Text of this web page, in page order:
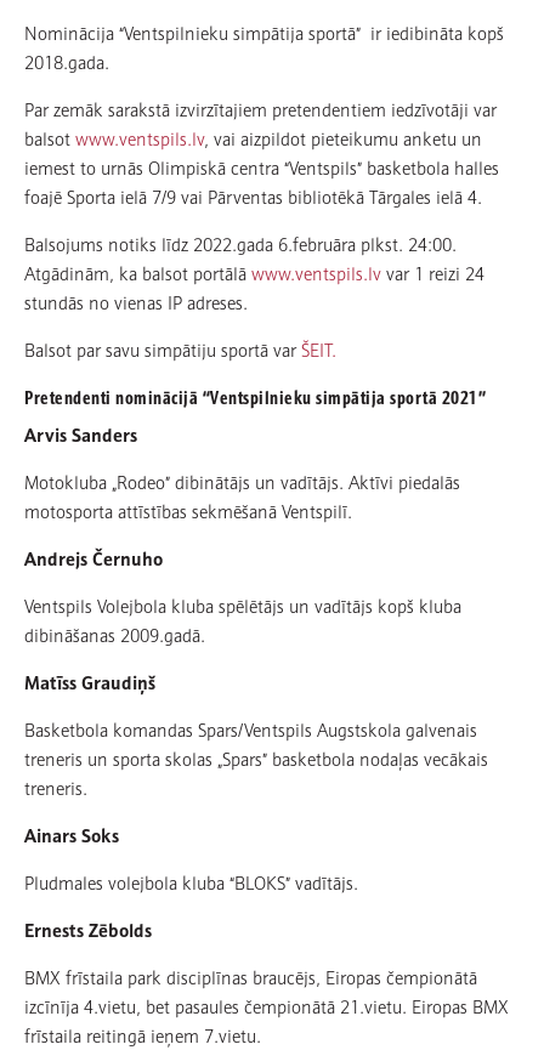
Nominācija “Ventspilnieku simpātija sportā” ir iedibināta kopš
2018.gada.
Par zemāk sarakstā izvirzītajiem pretendentiem iedzīvotāji var
balsotwww.ventspils.lv, vai aizpildot pieteikumu anketu un
iemest to urnās Olimpiskā centra “Ventspils” basketbola halles
foajē Sporta ielā 7/9 vai Pārventas bibliotēkā Tārgales ielā 4.
Balsojums notiks līdz 2022.gada 6.februāra plkst. 24:00.
Atgādinām, ka balsot portālāwww.ventspils.lvvar 1 reizi 24
stundās no vienas IP adreses.
Balsot par savu simpātiju sportā varŠEIT.
Pretendenti nominācijā “Ventspilnieku simpātija sportā 2021”
Arvis Sanders
Motokluba „Rodeo” dibinātājs un vadītājs. Aktīvi piedalās
motosporta attīstības sekmēšanā Ventspilī.
Andrejs Černuho
Ventspils Volejbola kluba spēlētājs un vadītājs kopš kluba
dibināšanas 2009.gadā.
Matīss Graudiņš
Basketbola komandas Spars/Ventspils Augstskola galvenais
treneris un sporta skolas „Spars” basketbola nodaļas vecākais
treneris.
Ainars Soks
Pludmales volejbola kluba “BLOKS” vadītājs.
Ernests Zēbolds
BMX frīstaila park disciplīnas braucējs, Eiropas čempionātā
izcīnīja 4.vietu, bet pasaules čempionātā 21.vietu. Eiropas BMX
frīstaila reitingā ieņem 7.vietu.